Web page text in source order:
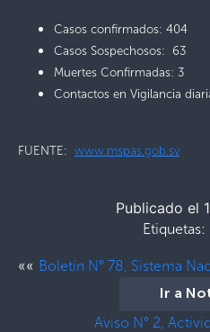
Casos confirmados: 404
Casos Sospechosos: 63
Muertes Confirmadas: 3
Contactos en Vigilancia
FUENTE: www.mspas.gob.sv
Publicado el
Etiquetas:
«« Boletín N° 78, Sistema
Ir a
Aviso N° 2,